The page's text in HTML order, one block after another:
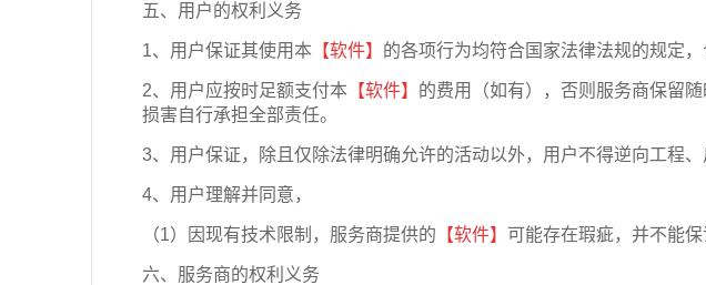
五、用户的权利义务
1、用户保证其使用本 【软件】 的各项行为均符合国家法律法规的规定
2、用户应按时足额支付本 【软件】 的费用（如有），否则服务商保留
损害自行承担全部责任。
3、用户保证，除且仅除法律明确允许的活动以外，用户不得逆向工程
4、用户理解并同意，
（1）因现有技术限制，服务商提供的 【软件】 可能存在瑕疵，并不能
六、服务商的权利义务